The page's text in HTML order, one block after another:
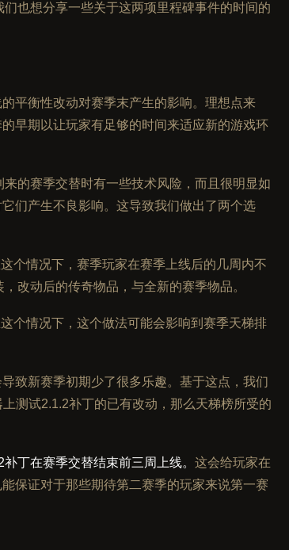
也想分享一些关于这两项里程碑事件的时间的
平衡性改动对赛季末产生的影响。理想点来
早期以让玩家有足够的时间来适应新的游戏环
的赛季交替时有一些技术风险，而且很明显如
们产生不良影响。这导致我们做出了两个选
个情况下，赛季玩家在赛季上线后的几周内不
改动后的传奇物品，与全新的赛季物品。
个情况下，这个做法可能会影响到赛季天梯排
致新赛季初期少了很多乐趣。基于这点，我们
测试2.1.2补丁的已有改动，那么天梯榜所受的
丁在赛季交替结束前三周上线。 这会给玩家在
保证对于那些期待第二赛季的玩家来说第一赛